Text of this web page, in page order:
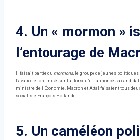
4. Un « mormon »
l’entourage de
Il faisait partie du mormons, le groupe de jeunes politiques
l’avance et ont misé sur lui lorsqu’il a annoncé sa
ministre de l’Économie. Macron et Attal faisaient tous
socialiste François Hollande.
5. Un caméléon